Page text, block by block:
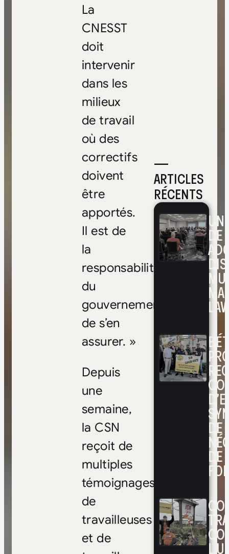
—
ARTICLES
RÉCENTS
DE
DE
DE
FOI
La
CNESST
doit
intervenir
dans les
milieux
de travail
où des
correctifs
doivent
être
apportés.
Il est de
la
responsabilité
du
gouvernement
de s’en
assurer. »
Depuis
une
semaine,
la CSN
reçoit de
multiples
témoignages
de
travailleuses
et de